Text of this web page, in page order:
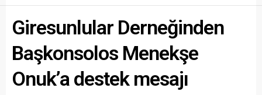
Giresunlular Derneğinden
Başkonsolos Menekşe
Onuk’a destek mesajı